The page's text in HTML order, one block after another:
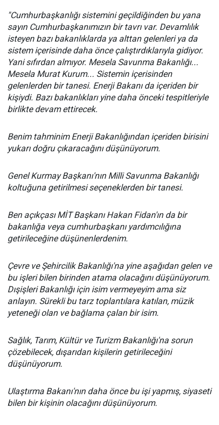
"Cumhurbaşkanlığı sistemini geçildiğinden bu yana
sayın Cumhurbaşkanımızın bir tavrı var. Devamlılık
isteyen bazı bakanlıklarda ya alttan gelenleri ya da
sistem içerisinde daha önce çalıştırdıklarıyla gidiyor.
Yani sıfırdan almıyor. Mesela Savunma Bakanlığı...
Mesela Murat Kurum... Sistemin içerisinden
gelenlerden bir tanesi. Enerji Bakanı da içeriden bir
kişiydi. Bazı bakanlıkları yine daha önceki tespitleriyle
birlikte devam ettirecek.
Benim tahminim Enerji Bakanlığından içeriden birisini
yukarı doğru çıkaracağını düşünüyorum.
Genel Kurmay Başkanı'nın Milli Savunma Bakanlığı
koltuğuna getirilmesi seçeneklerden bir tanesi.
Ben açıkçası MİT Başkanı Hakan Fidan'ın da bir
bakanlığa veya cumhurbaşkanı yardımcılığına
getirileceğine düşünenlerdenim.
Çevre ve Şehircilik Bakanlığı'na yine aşağıdan gelen ve
bu işleri bilen birinden atama olacağını düşünüyorum.
Dışişleri Bakanlığı için isim vermeyeyim ama siz
anlayın. Sürekli bu tarz toplantılara katılan, müzik
yeteneği olan ve bağlama çalan bir isim.
Sağlık, Tarım, Kültür ve Turizm Bakanlığı'na sorun
çözebilecek, dışarıdan kişilerin getirileceğini
düşünüyorum.
Ulaştırma Bakanı'nın daha önce bu işi yapmış, siyaseti
bilen bir kişinin olacağını düşünüyorum.